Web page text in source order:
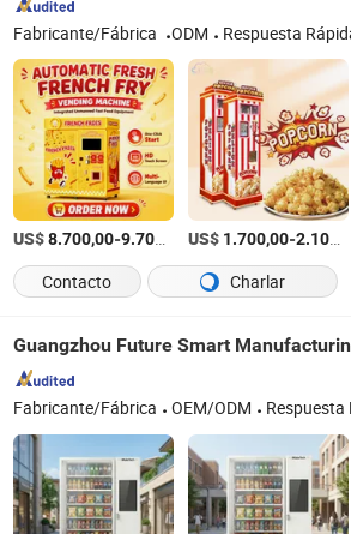
Fabricante/Fábrica ODM Respuesta
US$8.700,00-9.700,00 /Set
US$ 1.700,00-2.100,00
Contacto
Charlar
Guangzhou Future Smart
Fabricante/Fábrica OEM/ODM Respuesta